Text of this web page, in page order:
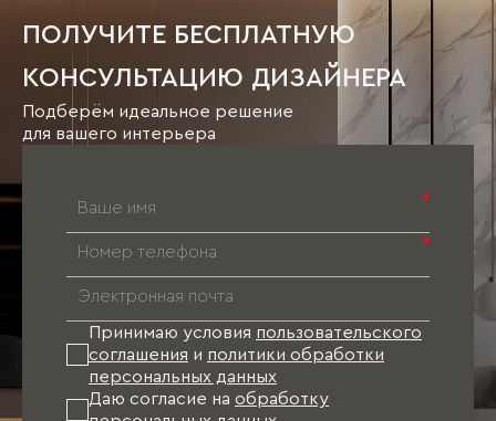
ПОЛУЧИТЕ БЕСПЛАТНУЮ
КОНСУЛЬТАЦИЮ ДИЗАЙНЕРА
Подберём идеальное решение
для вашего интерьера
*
*
Принимаю условия пользовательского
соглашения и политики обработки
персональных данных
Даю согласие на обработку